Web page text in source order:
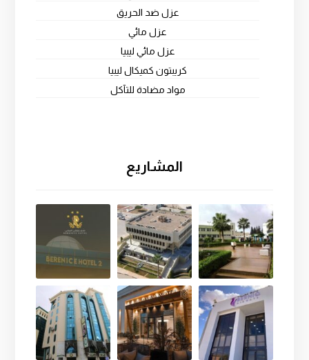
عزل ضد الحريق
عزل مائي
عزل مائي ليبيا
كريبتون كميكال ليبيا
مواد مضادة للتآكل
المشاريع